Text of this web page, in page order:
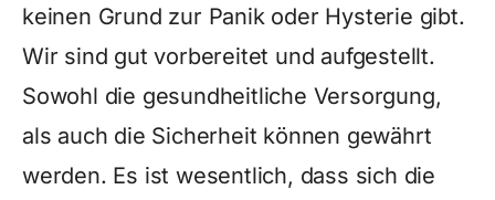
keinen Grund zur Panik oder Hysterie gibt.
Wir sind gut vorbereitet und aufgestellt.
Sowohl die gesundheitliche Versorgung,
als auch die Sicherheit können gewährt
werden. Es ist wesentlich, dass sich die